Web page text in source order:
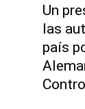
Un
las
país